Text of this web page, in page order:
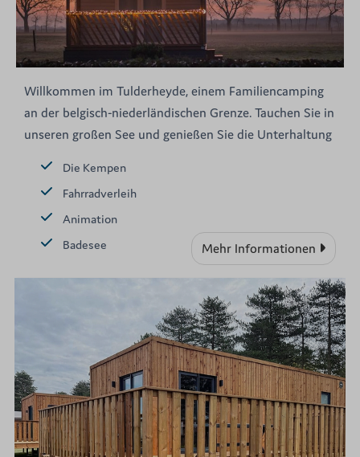
Willkommen im Tulderheyde, einem Familiencamping
an der belgisch-niederländischen Grenze. Tauchen Sie in
unseren großen See und genießen Sie die Unterhaltung
Die Kempen
Fahrradverleih
Animation
Badesee
Mehr Informationen